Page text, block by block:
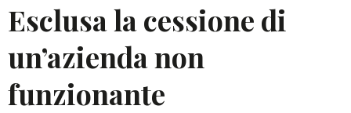
Esclusa la cessione di
un’azienda non
funzionante